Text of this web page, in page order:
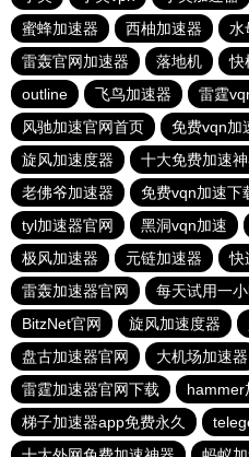
蜜蜂加速器
西柚加速器 水
雷轰官网加速器
落地机 快
outline
飞鸟加速器
雷霆
风驰加速官网首页
免费vqn加
旋风加速度器
十大免费加速
老佛爷加速器
免费vqn加速下
tyl加速器官网
黑洞vqn加速
极风加速器
元链加速器 快
雷轰加速器官网
每天试用一
BitzNet官网
旋风加速度器
盘古加速器官网
大机场加速器
雷霆加速器官网下载
hammer
梯子加速器app免费永久